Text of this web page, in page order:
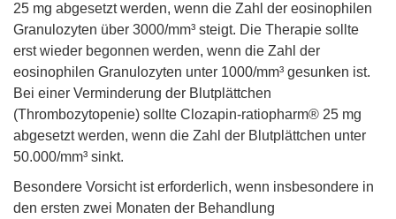
25 mg abgesetzt werden, wenn die Zahl der eosinophilen
Granulozyten über 3000/mm³ steigt. Die Therapie sollte
erst wieder begonnen werden, wenn die Zahl der
eosinophilen Granulozyten unter 1000/mm³ gesunken ist.
Bei einer Verminderung der Blutplättchen
(Thrombozytopenie) sollte Clozapin-ratiopharm® 25 mg
abgesetzt werden, wenn die Zahl der Blutplättchen unter
50.000/mm³ sinkt.
Besondere Vorsicht ist erforderlich, wenn insbesondere in
den ersten zwei Monaten der Behandlung